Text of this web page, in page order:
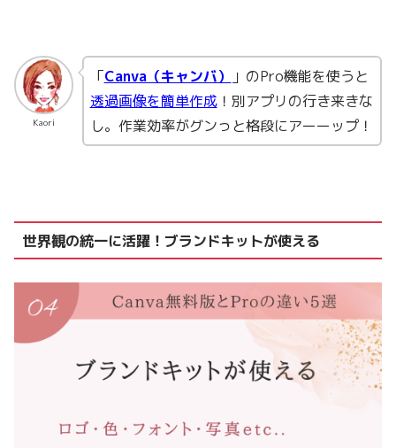
Kaori
「Canva（キャンバ）
」のPro機能を使うと
透過画像を簡単作成！別アプリの行き来きな
し。作業効率がグンっと格段にアーーップ！
世界観の統一に活躍！ブランドキットが使える